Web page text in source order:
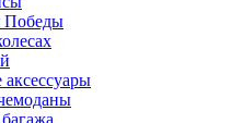
Победы